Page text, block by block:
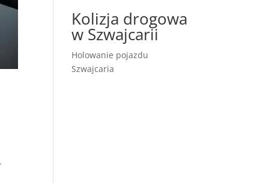
Kolizja drogowa
w Szwajcarii
Holowanie pojazdu
Szwajcaria